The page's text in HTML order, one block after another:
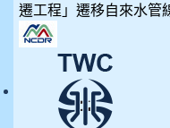
遷工程」遷移自來水管